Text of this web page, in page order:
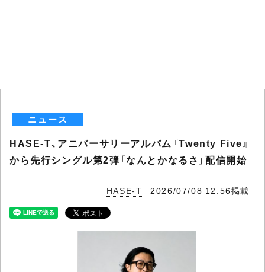
ニュース
HASE-T、アニバーサリーアルバム『Twenty Five』
から先行シングル第2弾「なんとかなるさ」配信開始
HASE-T 2026/07/08 12:56掲載